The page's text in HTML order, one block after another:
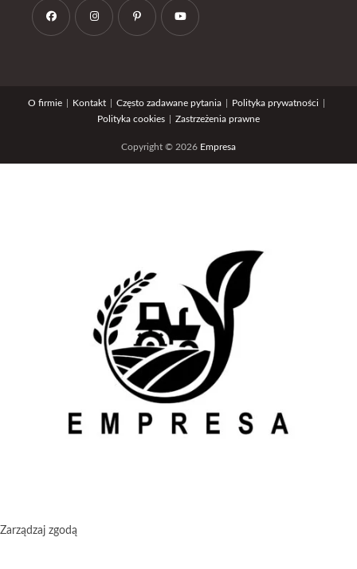
new
new
new
tab
new
tab
O firmie Kontakt Często zadawane pytania
Polityka prywatności
Polityka cookies
Zastrzeżenia prawne
Copyright © 2026 Empresa
Zarządzaj zgodą